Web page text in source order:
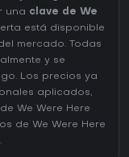
una clave de We
está disponible
mercado. Todas
y se
Los precios ya
aplicados,
We Were Here
de We Were Here